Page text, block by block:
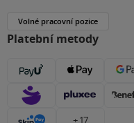
Volné pracovní pozice
Platební metody
+ 17